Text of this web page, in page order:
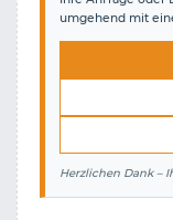
umgehend mit
Herzlichen Dank –